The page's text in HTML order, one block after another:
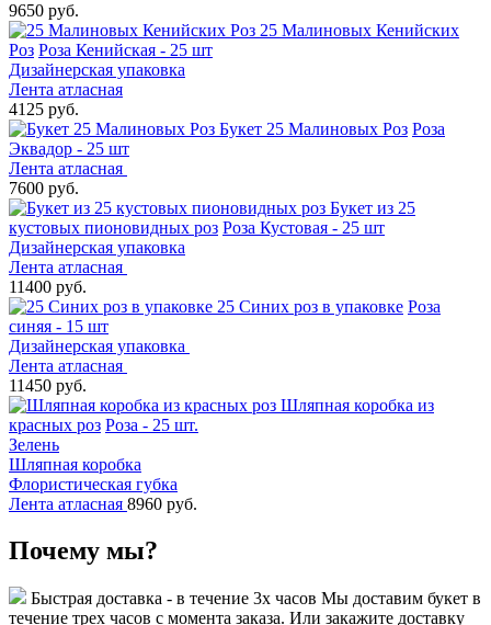
9650 руб.
25 Малиновых Кенийских
Роз Роза Кенийская - 25 шт
Дизайнерская упаковка
Лента атласная
4125 руб.
Букет 25 Малиновых Роз Роза
Эквадор - 25 шт
Лента атласная
7600 руб.
Букет из 25
кустовых пионовидных роз Роза Кустовая - 25 шт
Дизайнерская упаковка
Лента атласная
11400 руб.
25 Синих роз в упаковке Роза
синяя - 15 шт
Дизайнерская упаковка
Лента атласная
11450 руб.
Шляпная коробка из
красных роз Роза - 25 шт.
Зелень
Шляпная коробка
Флористическая губка
Лента атласная 8960 руб.
Почему мы?
Быстрая доставка - в течение 3х часов Мы доставим букет в
течение трех часов с момента заказа. Или закажите доставку